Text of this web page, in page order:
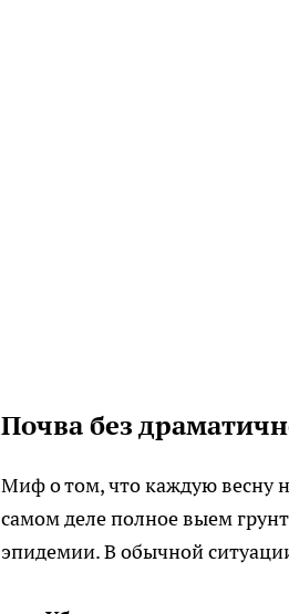
Почва без
Миф о том, что каждую весну
самом деле полное выем
эпидемии. В обычной